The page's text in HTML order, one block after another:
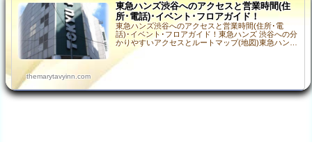
東急ハンズ渋谷へのアクセスと営業時間(住
所･電話)･イベント･フロアガイド！
東急ハンズ渋谷へのアクセスと営業時間(住所･電
話)･イベント･フロアガイド！東急ハンズ 渋谷への分
かりやすいアクセスとルートマップ(地図)東急ハンズ
渋谷へのアクセスに慣れている方は、JRや東急・東
京…
themarytavyinn.com